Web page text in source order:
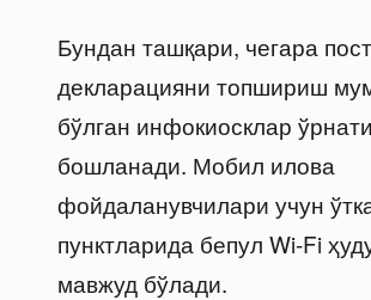
Бундан ташқари, чегара
декларацияни топшириш
бўлган инфокиосклар
бошланади. Мобил илова
фойдаланувчилари учун
пунктларида бепул Wi-Fi
мавжуд бўлади.